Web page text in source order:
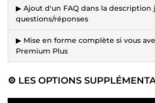
▶ Ajout d'un FAQ dans la description
questions/réponses
▶ Mise en forme complète si vous
Premium Plus
⚙️ LES OPTIONS